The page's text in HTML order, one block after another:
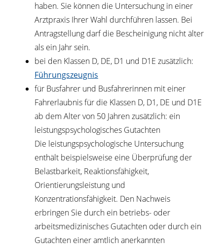
haben. Sie können die Untersuchung in einer
Arztpraxis Ihrer Wahl durchführen lassen. Bei
Antragstellung darf die Bescheinigung nicht älter
als ein Jahr sein.
bei den Klassen D, DE, D1 und D1E zusätzlich:
Führungszeugnis
für Busfahrer und Busfahrerinnen mit einer
Fahrerlaubnis für die Klassen D, D1, DE und D1E
ab dem Alter von 50 Jahren zusätzlich: ein
leistungspsychologisches Gutachten
Die leistungspsychologische Untersuchung
enthält beispielsweise eine Überprüfung der
Belastbarkeit, Reaktionsfähigkeit,
Orientierungsleistung und
Konzentrationsfähigkeit. Den Nachweis
erbringen Sie durch ein betriebs- oder
arbeitsmedizinisches Gutachten oder durch ein
Gutachten einer amtlich anerkannten